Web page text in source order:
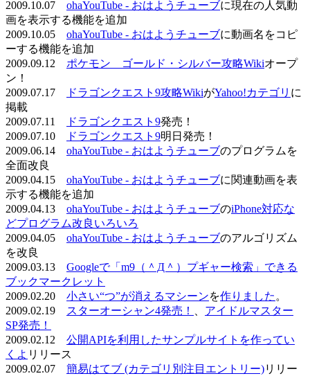
2009.10.07 ohaYouTube - おはようチューブに現在の人気動
画を表示する機能を追加
2009.10.05 ohaYouTube - おはようチューブに動画名をコピ
ーする機能を追加
2009.09.12 ポケモン ゴールド・シルバー攻略Wikiオープ
ン！
2009.07.17
ドラゴンクエスト9攻略WikiがYahoo!カテゴリ に
掲載
2009.07.11
ドラゴンクエスト9発売！
2009.07.10
ドラゴンクエスト9明日発売！
2009.06.14 ohaYouTube - おはようチューブのプログラムを
全面改良
2009.04.15 ohaYouTube - おはようチューブに関連動画を表
示する機能を追加
2009.04.13 ohaYouTube - おはようチューブのiPhone対応な
どプログラム改良いろいろ
2009.04.05 ohaYouTube - おはようチューブのアルゴリズム
を改良
2009.03.13 Googleで「m9（＾Д＾）プギャー検索」できる
ブックマークレット
2009.02.20 小さい“つ”が消えるマシーンを作りました 。
2009.02.19
スターオーシャン4発売！
アイドルマスター
SP発売！
2009.02.12 公開APIを利用したサンプルサイトを作ってい
くよ リリース
2009.02.07 簡易はてブ (カテゴリ別注目エントリー)リリー